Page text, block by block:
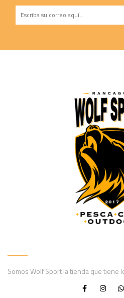
Somos Wolf Sport la tienda que tiene